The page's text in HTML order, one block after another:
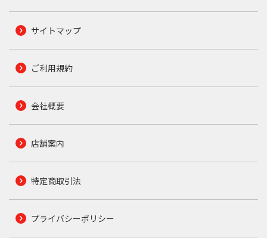
サイトマップ
ご利用規約
会社概要
店舗案内
特定商取引法
プライバシーポリシー